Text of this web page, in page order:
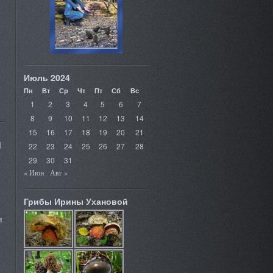
Июль 2024
Пн Вт Ср Чт Пт Сб Вс
1 2 3 4 5 6
7
8
9 10 11 12 13
14
15
16 17 18 19 20
21
22
23 24 25 26 27
28
29
30 31
« Июн Авг »
Грибы Ирины Ухановой